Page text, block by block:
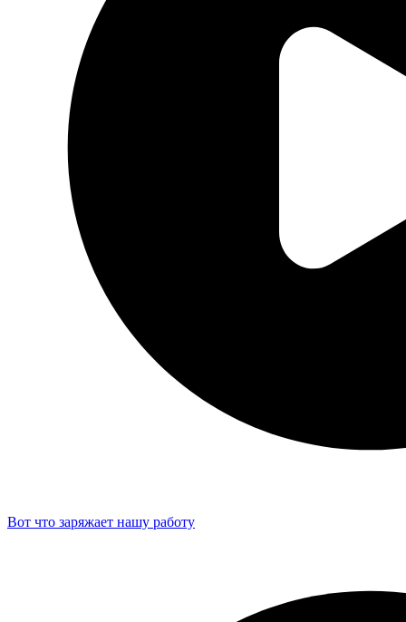
Вот что заряжает нашу работу